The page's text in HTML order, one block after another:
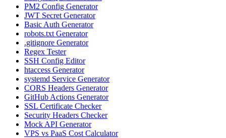
PM2 Config Generator
JWT Secret Generator
Basic Auth Generator
robots.txt Generator
.gitignore Generator
Regex Tester
SSH Config Editor
htaccess Generator
systemd Service Generator
CORS Headers Generator
GitHub Actions Generator
SSL Certificate Checker
Security Headers Checker
Mock API Generator
VPS vs PaaS Cost Calculator